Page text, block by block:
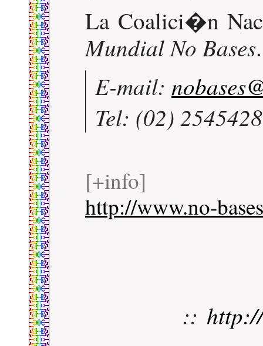
La Coalici�n
Mundial No Bases.
E-mail:
Tel: (02)
[+info]
http://www.no-
::